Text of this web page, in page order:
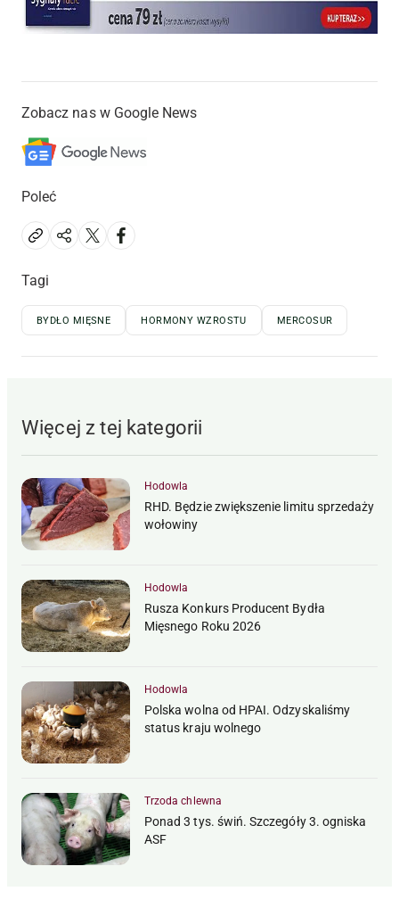
Zobacz nas w Google News
Poleć
Tagi
BYDŁO MIĘSNE HORMONY WZROSTU MERCOSUR
Więcej z tej kategorii
Hodowla
RHD. Będzie zwiększenie limitu sprzedaży
wołowiny
Hodowla
Rusza Konkurs Producent Bydła
Mięsnego Roku 2026
Hodowla
Polska wolna od HPAI. Odzyskaliśmy
status kraju wolnego
Trzoda chlewna
Ponad 3 tys. świń. Szczegóły 3. ogniska
ASF